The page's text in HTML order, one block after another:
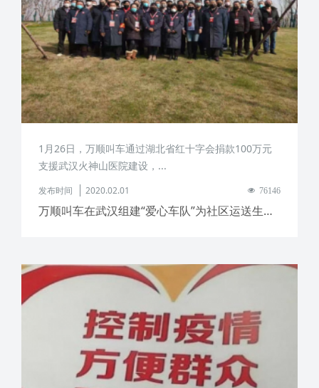
1月26日，万顺叫车通过湖北省红十字会捐款100万元
支援武汉火神山医院建设，...
发布时间 2020.02.01 76146
万顺叫车在武汉组建“爱心车队”为社区运送生活必需品